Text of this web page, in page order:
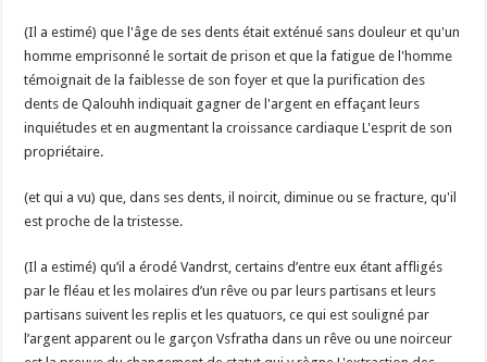
(Il a estimé) que l'âge de ses dents était exténué sans douleur et qu'un
homme emprisonné le sortait de prison et que la fatigue de l'homme
témoignait de la faiblesse de son foyer et que la purification des
dents de Qalouhh indiquait gagner de l'argent en effaçant leurs
inquiétudes et en augmentant la croissance cardiaque L'esprit de son
propriétaire.
(et qui a vu) que, dans ses dents, il noircit, diminue ou se fracture, qu'il
est proche de la tristesse.
(Il a estimé) qu’il a érodé Vandrst, certains d’entre eux étant affligés
par le fléau et les molaires d’un rêve ou par leurs partisans et leurs
partisans suivent les replis et les quatuors, ce qui est souligné par
l’argent apparent ou le garçon Vsfratha dans un rêve ou une noirceur